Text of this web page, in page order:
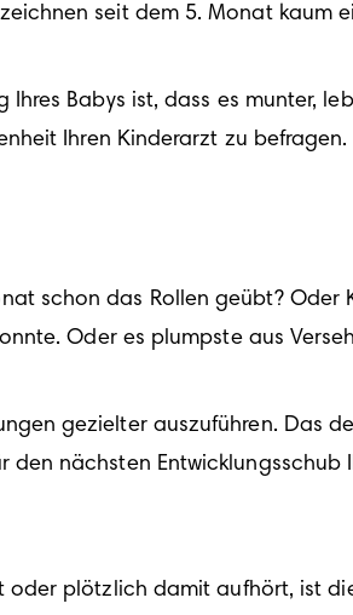
seit dem 5. Monat kaum
Ihres Babys ist, dass es munter,
Ihren Kinderarzt zu
schon das Rollen geübt? Oder
Oder es plumpste aus
gezielter auszuführen. Das
nächsten
plötzlich damit aufhört, ist